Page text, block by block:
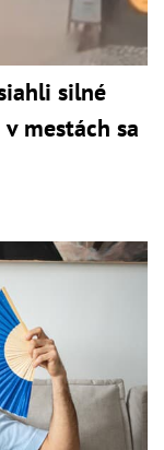
silné
mestách sa